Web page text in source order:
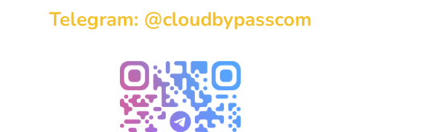
Telegram: @cloudbypasscom